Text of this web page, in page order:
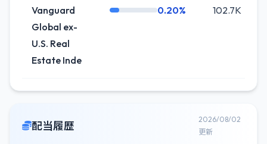
Vanguard
Global ex-
U.S. Real
Estate Inde
0.20% 102.7K
配当履歴
2026/08/02
更新